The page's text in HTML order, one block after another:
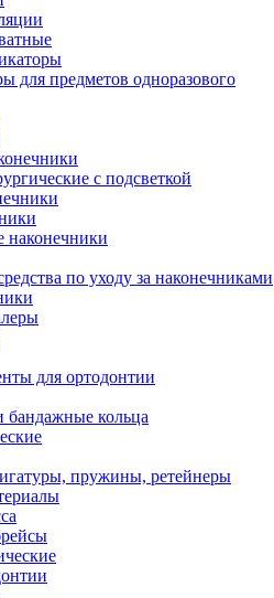
для предметов одноразового
с подсветкой
наконечники
по уходу за наконечниками
для ортодонтии
кольца
пружины, ретейнеры